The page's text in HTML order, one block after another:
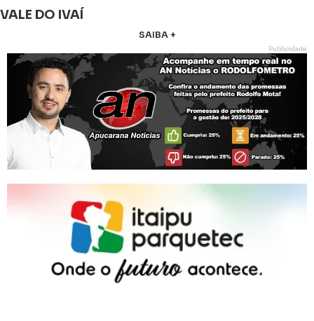
VALE DO IVAÍ
SAIBA +
Publicidade